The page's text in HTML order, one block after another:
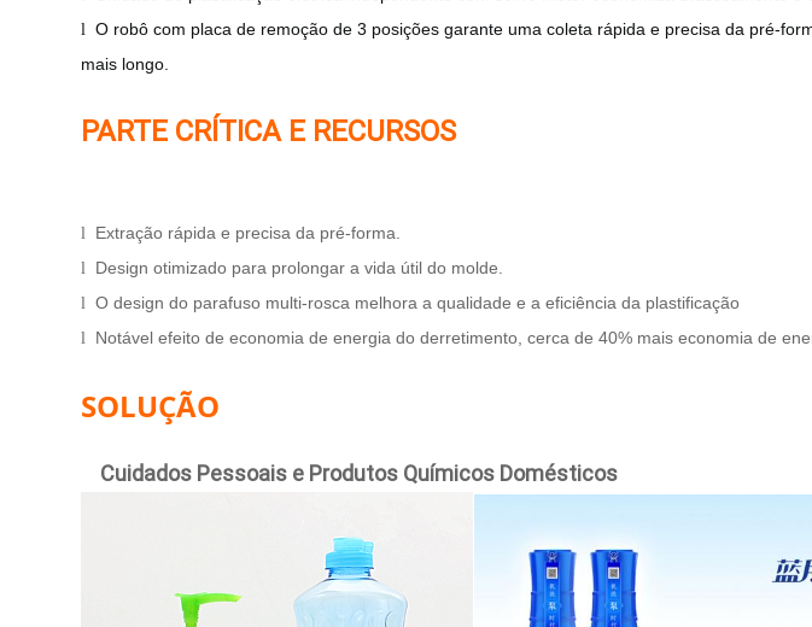
l O robô com placa de remoção de 3 posições garante uma coleta rápida e precisa da pré-
mais longo.
PARTE CRÍTICA E RECURSOS
l Extração rápida e precisa da pré-forma.
l Design otimizado para prolongar a vida útil do molde.
l O design do parafuso multi-rosca melhora a qualidade e a eficiência da plastificação
l Notável efeito de economia de energia do derretimento, cerca de 40% mais economia de
SOLUÇÃO
Cuidados Pessoais e Produtos Químicos Domésticos